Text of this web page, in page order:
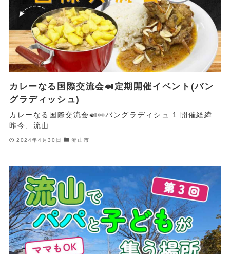
カレーなる国際交流会🍛定期開催イベント(バン
グラディッシュ)
カレーなる国際交流会🍛👀バングラディシュ 1 開催経緯
昨今、流山...
2024年4月30日 流山市